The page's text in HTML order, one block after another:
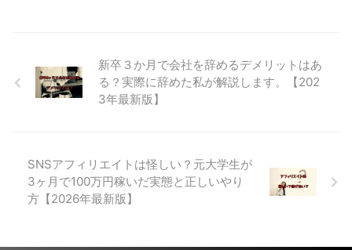
新卒３か月で会社を辞めるデメリットはあ
る？実際に辞めた私が解説します。【202
3年最新版】
SNSアフィリエイトは怪しい？元大学生が
3ヶ月で100万円稼いだ実態と正しいやり
方【2026年最新版】